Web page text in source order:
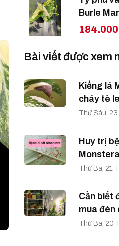
Burle
Bài viết được xem
Kiểng lá
cháy tè
Thứ Sáu,
Huy trị
Thứ Ba, 21
Cần biết
mua đèn
Thứ Ba, 20